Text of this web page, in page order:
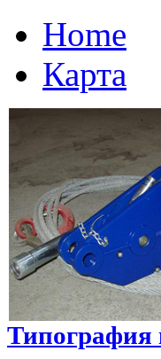
Home
Карта
Типография